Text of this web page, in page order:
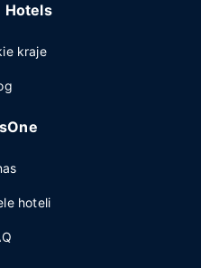
Hotels
kraje
hoteli